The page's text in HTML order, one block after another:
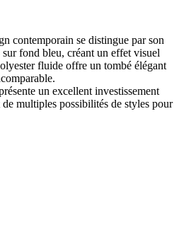
contemporain se distingue par son
fond bleu, créant un effet visuel
fluide offre un tombé élégant
un excellent investissement
multiples possibilités de styles pour